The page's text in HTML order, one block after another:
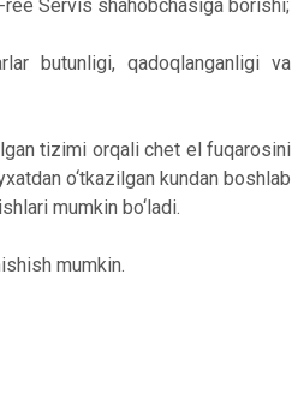
Servis shahobchasiga borishi;
butunligi, qadoqlanganligi va
tizimi orqali chet el fuqarosini
o‘tkazilgan kundan boshlab
mumkin bo‘ladi.
mumkin.